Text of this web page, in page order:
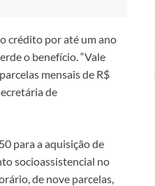
crédito por até um ano
o benefício. “Vale
mensais de R$
de
para a aquisição de
socioassistencial no
de nove parcelas,